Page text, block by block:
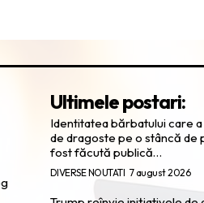
Ultimele postari:
Identitatea bărbatului care
de dragoste pe o stâncă de
fost făcută publică…
DIVERSE NOUTATI 7 august 2026